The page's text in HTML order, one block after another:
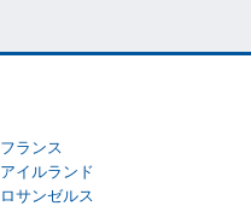
フランス
アイルランド
ロサンゼルス